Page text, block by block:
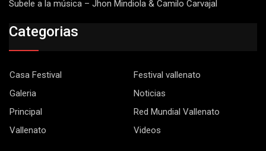
Subele a la música – Jhon Mindiola & Camilo Carvajal
Categorias
Casa Festival
Festival vallenato
Galeria
Noticias
Principal
Red Mundial Vallenato
Vallenato
Videos